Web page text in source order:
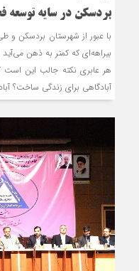
بردسکن در سایه توسعه
بیراهه‌ای که کمتر به ذهن
هر عابری نکته جالب این است
آبادگاهی برای زندگی ساخت؟